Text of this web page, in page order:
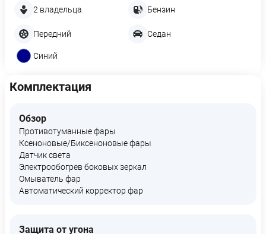
2 владельца Бензин
Передний Седан
Синий
Комплектация
Обзор
Противотуманные фары
Ксеноновые/Биксеноновые фары
Датчик света
Электрообогрев боковых зеркал
Омыватель фар
Автоматический корректор фар
Защита от угона